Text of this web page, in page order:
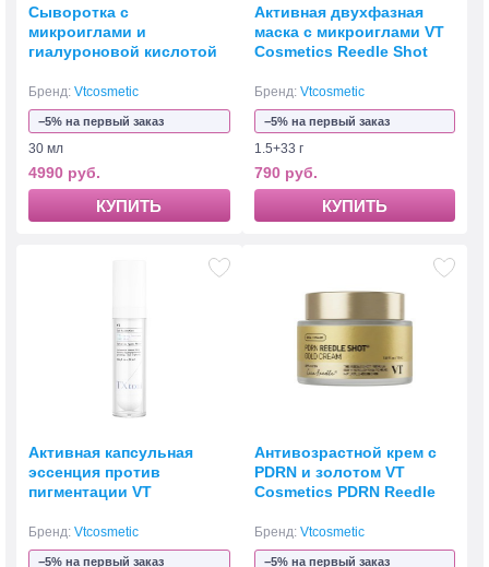
Cыворотка с
микроиглами и
гиалуроновой кислотой
Reedle Shot 700hL
Бренд: Vtcosmetic
−5% на первый заказ
30 мл
4990 руб.
КУПИТЬ
Активная двухфазная
маска с микроиглами VT
Cosmetics Reedle Shot
Бренд: Vtcosmetic
−5% на первый заказ
1.5+33 г
790 руб.
КУПИТЬ
Активная капсульная
эссенция против
пигментации VT
Essence 2000 Shot
Бренд: Vtcosmetic
−5% на первый заказ
Антивозрастной крем с
PDRN и золотом VT
Cosmetics PDRN Reedle
Бренд: Vtcosmetic
−5% на первый заказ